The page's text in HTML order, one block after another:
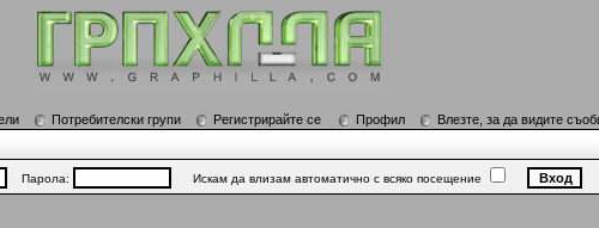
Потребителски групи Регистрирайте се Профил Влезте, за да видите
Парола: Искам да влизам автоматично с всяко посещение